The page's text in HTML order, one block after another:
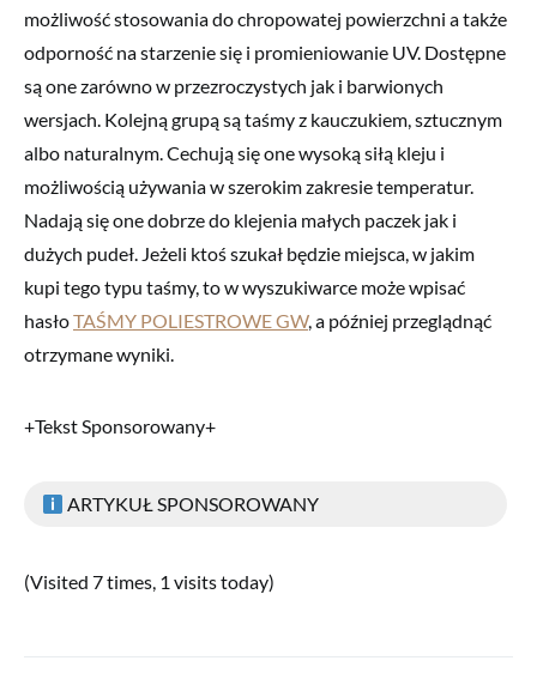
możliwość stosowania do chropowatej powierzchni a także
odporność na starzenie się i promieniowanie UV. Dostępne
są one zarówno w przezroczystych jak i barwionych
wersjach. Kolejną grupą są taśmy z kauczukiem, sztucznym
albo naturalnym. Cechują się one wysoką siłą kleju i
możliwością używania w szerokim zakresie temperatur.
Nadają się one dobrze do klejenia małych paczek jak i
dużych pudeł. Jeżeli ktoś szukał będzie miejsca, w jakim
kupi tego typu taśmy, to w wyszukiwarce może wpisać
hasłoTAŚMY POLIESTROWE GW, a później przeglądnąć
otrzymane wyniki.
+Tekst Sponsorowany+
ARTYKUŁ SPONSOROWANY
(Visited 7 times, 1 visits today)